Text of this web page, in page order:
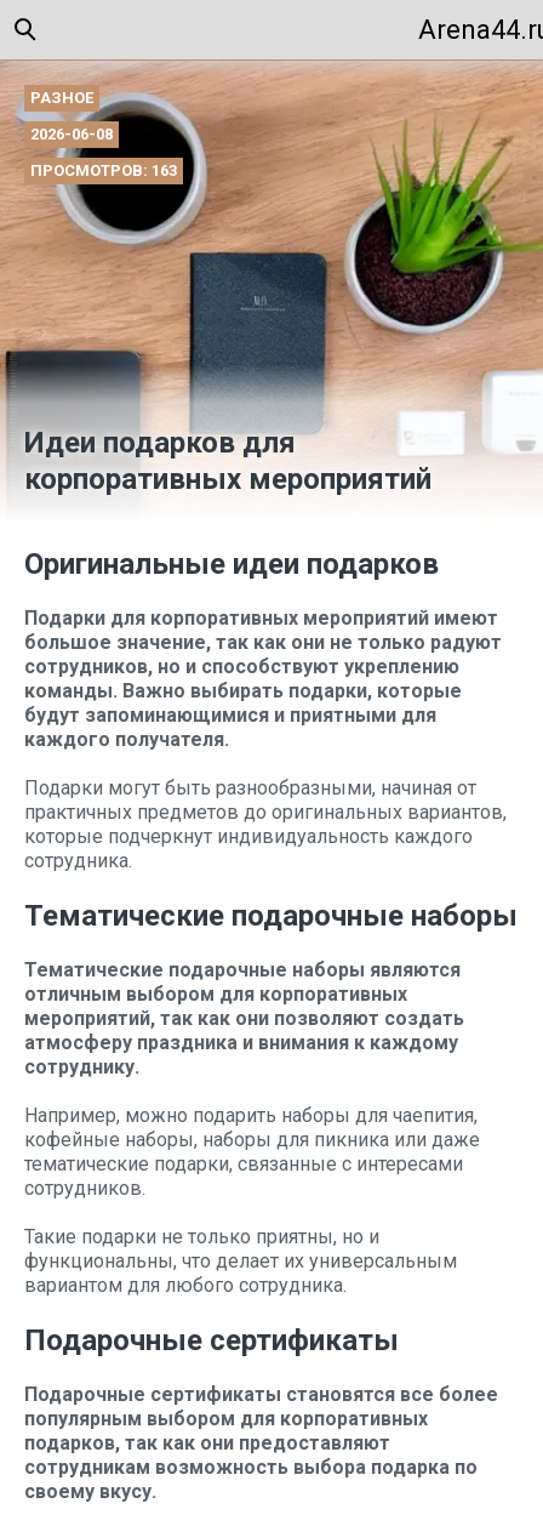
РАЗНОЕ
2026-06-08
ПРОСМОТРОВ: 163
Идеи подарков для
корпоративных мероприятий
Оригинальные идеи подарков
Подарки для корпоративных мероприятий имеют
большое значение, так как они не только радуют
сотрудников, но и способствуют укреплению
команды. Важно выбирать подарки, которые
будут запоминающимися и приятными для
каждого получателя.
Подарки могут быть разнообразными, начиная от
практичных предметов до оригинальных вариантов,
которые подчеркнут индивидуальность каждого
сотрудника.
Тематические подарочные наборы
Тематические подарочные наборы являются
отличным выбором для корпоративных
мероприятий, так как они позволяют создать
атмосферу праздника и внимания к каждому
сотруднику.
Например, можно подарить наборы для чаепития,
кофейные наборы, наборы для пикника или даже
тематические подарки, связанные с интересами
сотрудников.
Такие подарки не только приятны, но и
функциональны, что делает их универсальным
вариантом для любого сотрудника.
Подарочные сертификаты
Подарочные сертификаты становятся все более
популярным выбором для корпоративных
подарков, так как они предоставляют
сотрудникам возможность выбора подарка по
своему вкусу.